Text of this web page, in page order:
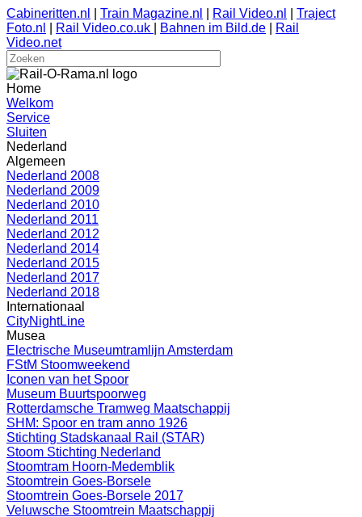
Cabineritten.nl Train Magazine.nl Rail Video.nl
Traject
Foto.nl
Rail Video.co.uk Bahnen im Bild.de
Rail
Video.net
Home
Welkom
Service
Sluiten
Nederland
Algemeen
Nederland 2008
Nederland 2009
Nederland 2010
Nederland 2011
Nederland 2012
Nederland 2014
Nederland 2015
Nederland 2017
Nederland 2018
Internationaal
CityNightLine
Musea
Electrische Museumtramlijn Amsterdam
FStM Stoomweekend
Iconen van het Spoor
Museum Buurtspoorweg
Rotterdamsche Tramweg Maatschappij
SHM: Spoor en tram anno 1926
Stichting Stadskanaal Rail (STAR)
Stoom Stichting Nederland
Stoomtram Hoorn-Medemblik
Stoomtrein Goes-Borsele
Stoomtrein Goes-Borsele 2017
Veluwsche Stoomtrein Maatschappij